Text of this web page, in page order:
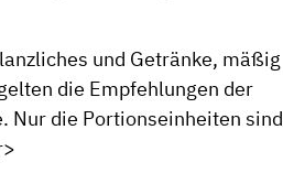
und Getränke, mäßig
die Empfehlungen der
Nur die Portionseinheiten sind